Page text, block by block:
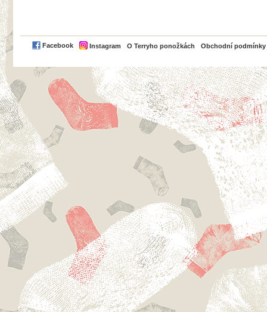
Facebook Instagram O Terryho ponožkách Obchodní podmínky
PayPal